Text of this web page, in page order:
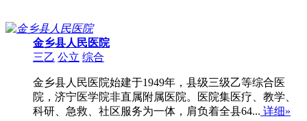
金乡县人民医院
三乙 公立 综合
金乡县人民医院始建于1949年，县级三级乙等综合医
院，济宁医学院非直属附属医院。医院集医疗、教学、
科研、急救、社区服务为一体，肩负着全县64... 详细»